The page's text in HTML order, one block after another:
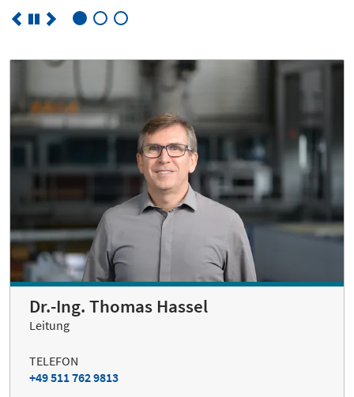
Dr.-Ing. Thomas Hassel
Leitung
TELEFON
+49 511 762 9813